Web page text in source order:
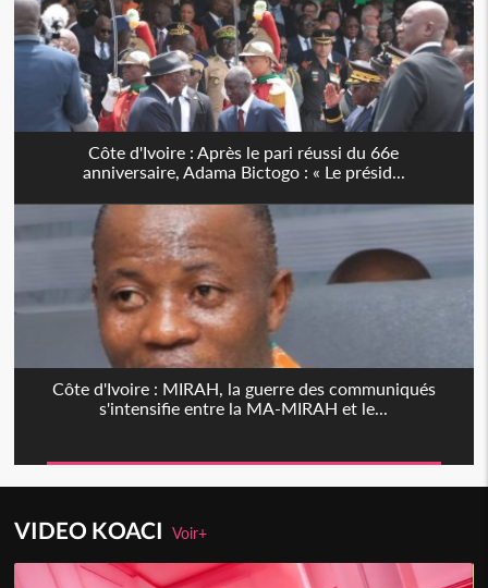
Côte d'Ivoire : Après le pari réussi du 66e
anniversaire, Adama Bictogo : « Le présid...
Côte d'Ivoire : MIRAH, la guerre des communiqués
s'intensifie entre la MA-MIRAH et le...
VIDEO KOACIVoir+